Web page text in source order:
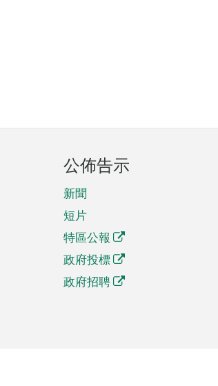
公佈告示
新聞
短片
特區公報
政府投標
政府招聘